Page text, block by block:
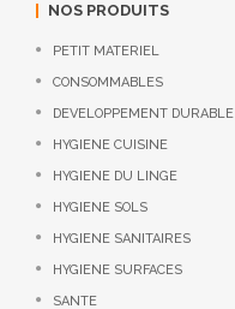
NOS PRODUITS
PETIT MATERIEL
CONSOMMABLES
DEVELOPPEMENT DURABLE
HYGIENE CUISINE
HYGIENE DU LINGE
HYGIENE SOLS
HYGIENE SANITAIRES
HYGIENE SURFACES
SANTE